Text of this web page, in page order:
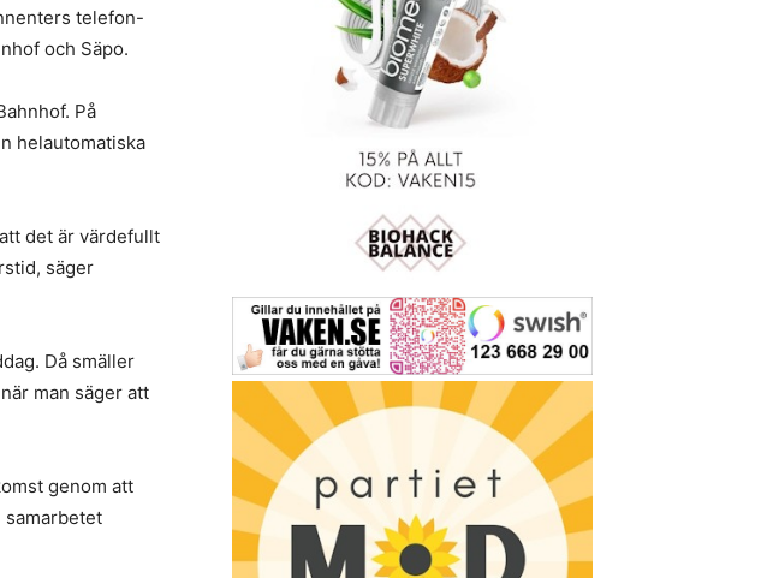
telefon-
och Säpo.
På
helautomatiska
det är värdefullt
säger
Då smäller
man säger att
genom att
samarbetet